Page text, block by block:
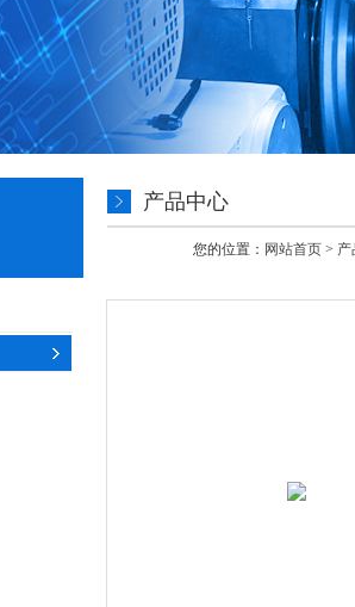
产品中心
您的位置： 网站首页 > 产